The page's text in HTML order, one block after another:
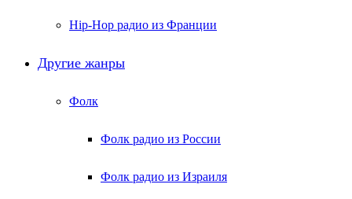
Hip-Hop радио из Франции
Другие жанры
Фолк
Фолк радио из России
Фолк радио из Израиля